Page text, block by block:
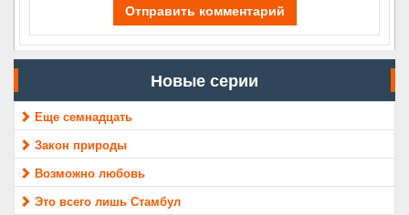
Отправить комментарий
Новые серии
Еще семнадцать
Закон природы
Возможно любовь
Это всего лишь Стамбул